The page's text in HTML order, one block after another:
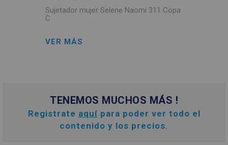
Sujetador mujer Selene Naomi 311 Copa
C
VER MÁS
TENEMOS MUCHOS MÁS !
Registrate aquí para poder ver todo el
contenido y los precios.